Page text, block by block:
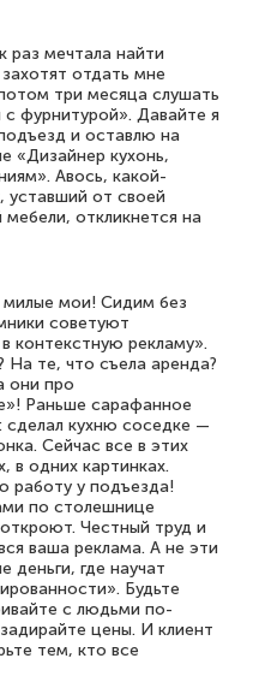
раз мечтала найти
отдать мне
три месяца слушать
фурнитурой». Давайте я
и оставлю на
«Дизайнер кухонь,
Авось, какой-
уставший от своей
откликнется на
милые мои! Сидим без
советуют
контекстную рекламу».
На те, что съела аренда?
они про
Раньше сарафанное
сделал кухню соседке —
Сейчас все в этих
в одних картинках.
работу у подъезда!
по столешнице
Честный труд и
ваша реклама. А не эти
деньги, где научат
Будьте
с людьми по-
цены. И клиент
тем, кто все